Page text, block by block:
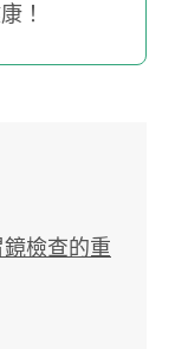
！
檢查的重